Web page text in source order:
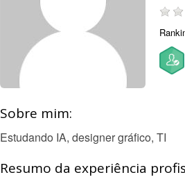
Sobre mim:
Estudando IA, designer gráfico, TI
Resumo da experiência